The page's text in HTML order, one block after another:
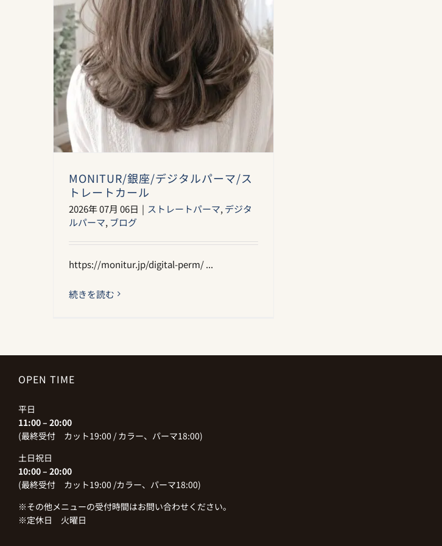
MONITUR/銀座/デジタルパーマ/ス
トレートカール
2026年 07月 06日 | ストレートパーマ, デジタ
ルパーマ, ブログ
https://monitur.jp/digital-perm/ ...
続きを読む
OPEN TIME
平日
11:00 – 20:00
(最終受付 カット19:00 / カラー、パーマ18:00)
土日祝日
10:00 – 20:00
(最終受付 カット19:00 /カラー、パーマ18:00)
※その他メニューの受付時間はお問い合わせください。
※定休日 火曜日